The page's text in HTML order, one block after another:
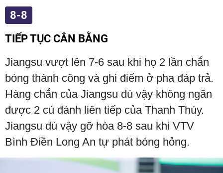
8-8
TIẾP TỤC CÂN BẰNG
Jiangsu vượt lên 7-6 sau khi họ 2 lần chắn
bóng thành công và ghi điểm ở pha đáp trả.
Hàng chắn của Jiangsu dù vậy không ngăn
được 2 cú đánh liên tiếp của Thanh Thúy.
Jiangsu dù vậy gỡ hòa 8-8 sau khi VTV
Bình Điền Long An tự phát bóng hỏng.